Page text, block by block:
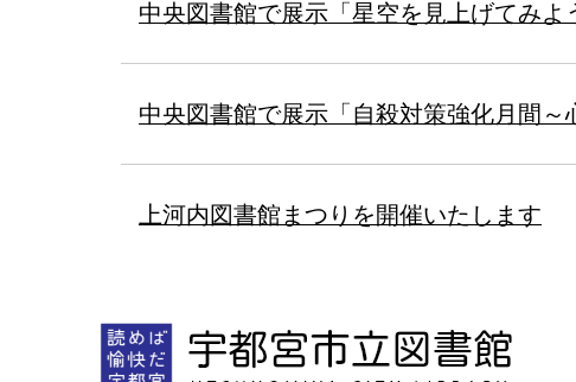
中央図書館で展示「星空を見上げてみよ
中央図書館で展示「自殺対策強化月間
上河内図書館まつりを開催いたします